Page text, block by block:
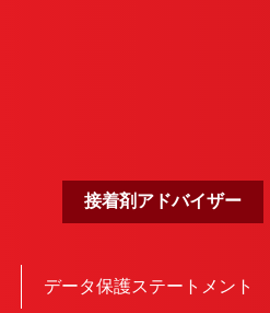
接着剤アドバイザー
データ保護ステートメント